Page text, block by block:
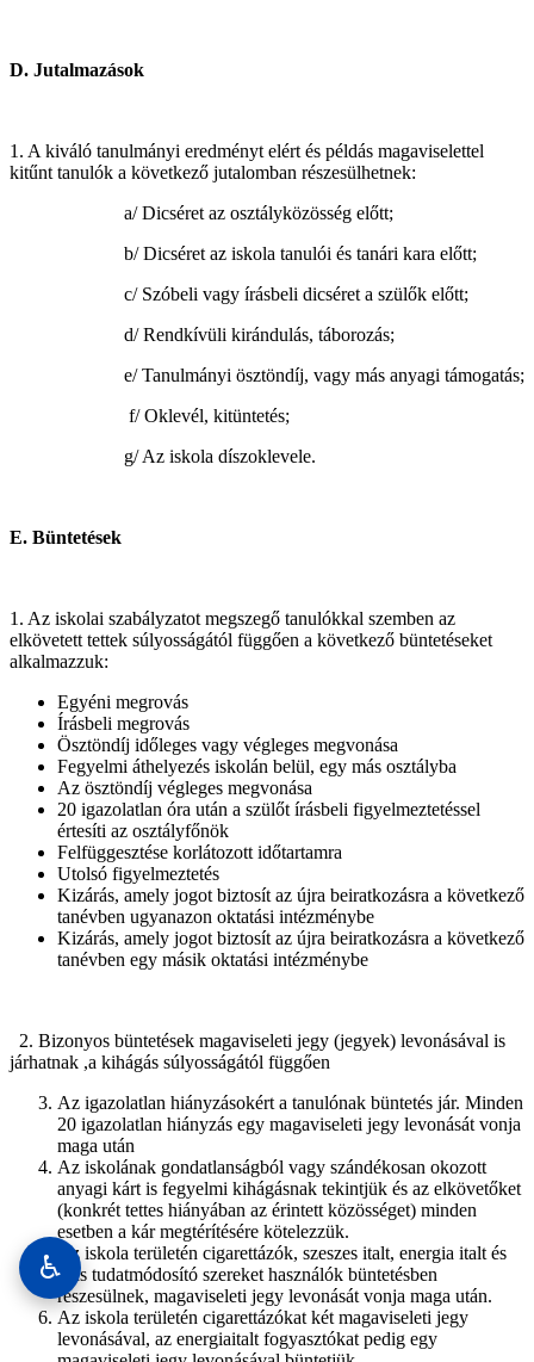
D. Jutalmazások
1. A kiváló tanulmányi eredményt elért és példás magaviselettel
kitűnt tanulók a következő jutalomban részesülhetnek:
a/ Dicséret az osztályközösség előtt;
b/ Dicséret az iskola tanulói és tanári kara előtt;
c/ Szóbeli vagy írásbeli dicséret a szülők előtt;
d/ Rendkívüli kirándulás, táborozás;
e/ Tanulmányi ösztöndíj, vagy más anyagi támogatás;
f/ Oklevél, kitüntetés;
g/ Az iskola díszoklevele.
E. Büntetések
1. Az iskolai szabályzatot megszegő tanulókkal szemben az
elkövetett tettek súlyosságától függően a következő büntetéseket
alkalmazzuk:
Egyéni megrovás
Írásbeli megrovás
Ösztöndíj időleges vagy végleges megvonása
Fegyelmi áthelyezés iskolán belül, egy más osztályba
Az ösztöndíj végleges megvonása
20 igazolatlan óra után a szülőt írásbeli figyelmeztetéssel
értesíti az osztályfőnök
Felfüggesztése korlátozott időtartamra
Utolsó figyelmeztetés
Kizárás, amely jogot biztosít az újra beiratkozásra a következő
tanévben ugyanazon oktatási intézménybe
Kizárás, amely jogot biztosít az újra beiratkozásra a következő
tanévben egy másik oktatási intézménybe
2. Bizonyos büntetések magaviseleti jegy (jegyek) levonásával is
járhatnak ,a kihágás súlyosságától függően
Az igazolatlan hiányzásokért a tanulónak büntetés jár. Minden
20 igazolatlan hiányzás egy magaviseleti jegy levonását vonja
maga után
Az iskolának gondatlanságból vagy szándékosan okozott
anyagi kárt is fegyelmi kihágásnak tekintjük és az elkövetőket
(konkrét tettes hiányában az érintett közösséget) minden
esetben a kár megtérítésére kötelezzük.
Az iskola területén cigarettázók, szeszes italt, energia italt és
más tudatmódosító szereket használók büntetésben
részesülnek, magaviseleti jegy levonását vonja maga után.
Az iskola területén cigarettázókat két magaviseleti jegy
levonásával, az energiaitalt fogyasztókat pedig egy
♿